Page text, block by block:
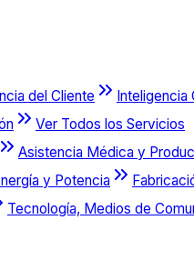
del Cliente Inteligencia
Ver Todos los Servicios
Asistencia Médica y
y Potencia
Tecnología, Medios de